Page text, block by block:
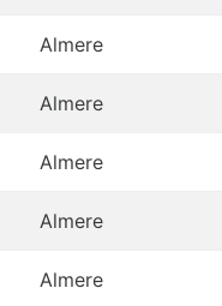
Almere
Almere
Almere
Almere
Almere